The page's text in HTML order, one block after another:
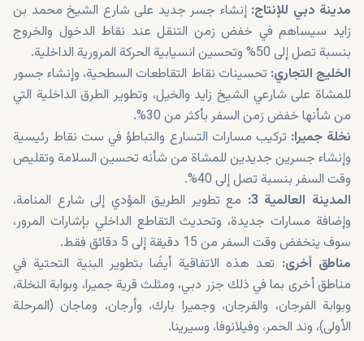
مدينة دبي للإنتاج:إنشاء جسر جديد على شارع الشيخ محمد بن
زايد سيساهم في خفض زمن التنقل عند نقاط الدخول والخروج
بنسبة تصل إلى 50% وتحسين انسيابية الحركة المرورية الداخلية.
الخليج التجاري: تحسينات نقاط التقاطعات السطحية، وإنشاء جسور
للمشاة على شارعي الشيخ زايد والخيل، وتطوير الطرق الداخلية التي
من شأنها خفض زمن السفر بأكثر من 30%.
نخلة جميرا: تركيب مسارات التسارع والتباطؤ في ست نقاط رئيسية
وإنشاء جسرين جديدين للمشاة من شأنه تحسين السلامة وتقليص
وقت السفر بنسبة تصل إلى 40%.
المدينة العالمية 3:
مع تطوير الطريق المؤدي إلى شارع المنامة،
وإضافة مسارات جديدة، وتحديث التقاطع الداخلي بإشارات المرور،
سوف ينخفض وقت السفر من 15 دقيقة إلى 5 دقائق فقط.
مناطق أخرى: تعد هذه الاتفاقية أيضًا بتطوير البنية التحتية في
مناطق أخرى بما في ذلك جزر دبي، ومثلث قرية جميرا، وبوابة النخلة،
وبوابة الفرجان، والفرجان، وجميرا بارك، وأرجان، وماجان (المرحلة
الأولى)، وند الحمر، وفيلانوفا، وسيرينا.